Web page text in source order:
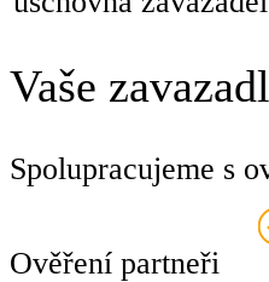
Vaše
Spolupracujeme s
Ověření partneři